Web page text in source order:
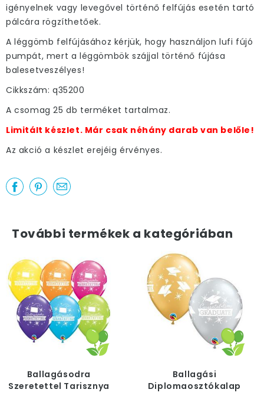
igényelnek vagy levegővel történő felfújás esetén tartó
pálcára rögzíthetőek.
A léggömb felfújásához kérjük, hogy használjon lufi fújó
pumpát, mert a léggömbök szájjal történő fújása
balesetveszélyes!
Cikkszám: q35200
A csomag 25 db terméket tartalmaz.
Limitált készlet. Már csak néhány darab van belőle!
Az akció a készlet erejéig érvényes.
További termékek a kategóriában
Ballagásodra
Szeretettel Tarisznya
Ballagási
Diplomaosztókalap